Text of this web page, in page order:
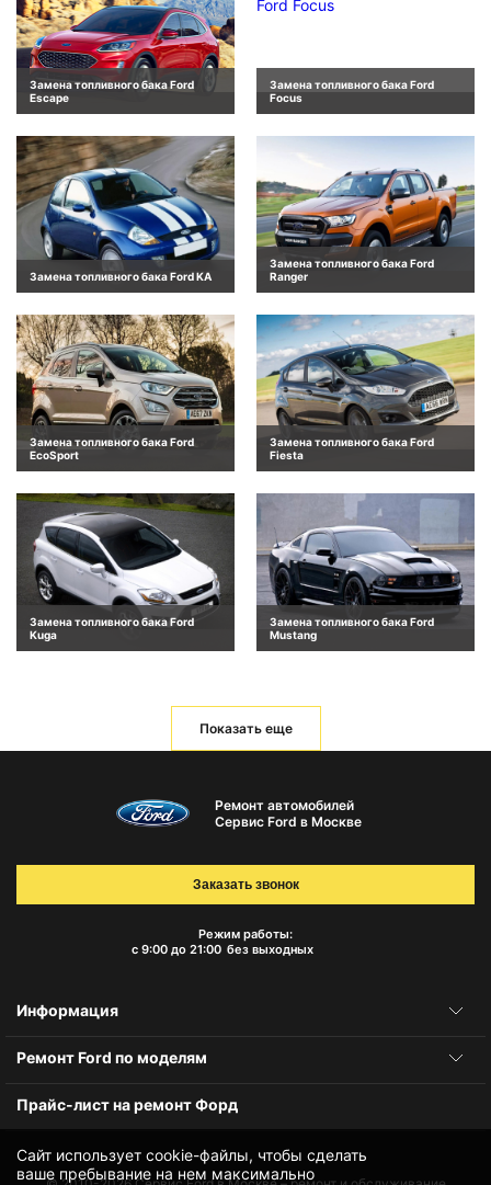
Замена топливного бака Ford
Escape
Замена топливного бака Ford
Focus
Замена топливного бака Ford KA
Замена топливного бака Ford
Ranger
Замена топливного бака Ford
EcoSport
Замена топливного бака Ford
Fiesta
Замена топливного бака Ford
Kuga
Замена топливного бака Ford
Mustang
Показать еще
Сайт использует cookie-файлы, чтобы сделать
ваше пребывание на нем максимально
Ремонт автомобилей
Сервис Ford в Москве
Режим работы:
с 9:00 до 21:00 без выходных
Заказать звонок
Информация
Ремонт Ford по моделям
Прайс-лист на ремонт Форд